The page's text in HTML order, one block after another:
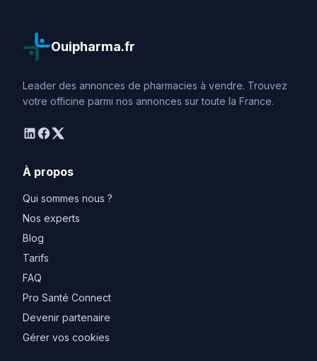
Ouipharma.fr
Leader des annonces de pharmacies à vendre. Trouvez
votre officine parmi nos annonces sur toute la France.
linkedin
facebook
twitter
À propos
Qui sommes nous ?
Nos experts
Blog
Tarifs
FAQ
Pro Santé Connect
Devenir partenaire
Gérer vos cookies